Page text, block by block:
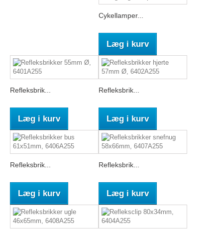
Cykellamper...
Læg i kurv
Refleksbrik...
Læg i kurv
Refleksbrik...
Læg i kurv
Refleksbrik...
Læg i kurv
Refleksbrik...
Læg i kurv